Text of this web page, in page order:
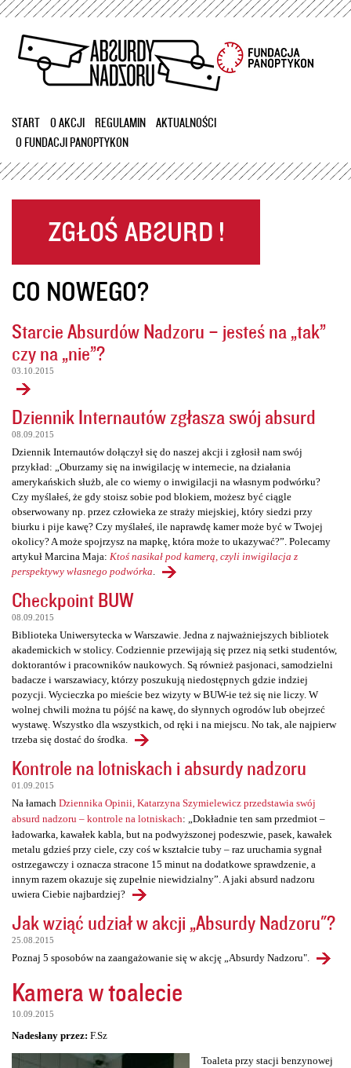
Przejdź
treści
START O AKCJI REGULAMIN
AKTUALNOŚCI
O FUNDACJI PANOPTYKON
CO NOWEGO?
Starcie Absurdów Nadzoru – jesteś na „tak”
czy na „nie”?
03.10.2015
Dziennik Internautów zgłasza swój absurd
08.09.2015
Dziennik Internautów dołączył się do naszej akcji i zgłosił nam swój
przykład: „Oburzamy się na inwigilację w internecie, na działania
amerykańskich służb, ale co wiemy o inwigilacji na własnym podwórku?
Czy myślałeś, że gdy stoisz sobie pod blokiem, możesz być ciągle
obserwowany np. przez człowieka ze straży miejskiej, który siedzi przy
biurku i pije kawę? Czy myślałeś, ile naprawdę kamer może być w Twojej
okolicy? A może spojrzysz na mapkę, która może to ukazywać?”. Polecamy
artykuł Marcina Maja: Ktoś nasikał pod kamerą, czyli inwigilacja z
perspektywy własnego podwórka
Checkpoint BUW
08.09.2015
Biblioteka Uniwersytecka w Warszawie. Jedna z najważniejszych bibliotek
akademickich w stolicy. Codziennie przewijają się przez nią setki studentów,
doktorantów i pracowników naukowych. Są również pasjonaci, samodzielni
badacze i warszawiacy, którzy poszukują niedostępnych gdzie indziej
pozycji. Wycieczka po mieście bez wizyty w BUW-ie też się nie liczy. W
wolnej chwili można tu pójść na kawę, do słynnych ogrodów lub obejrzeć
wystawę. Wszystko dla wszystkich, od ręki i na miejscu. No tak, ale najpierw
trzeba się dostać do środka.
Kontrole na lotniskach i absurdy nadzoru
01.09.2015
Na łamach Dziennika Opinii, Katarzyna Szymielewicz przedstawia swój
absurd nadzoru – kontrole na lotniskach: „Dokładnie ten sam przedmiot –
ładowarka, kawałek kabla, but na podwyższonej podeszwie, pasek, kawałek
metalu gdzieś przy ciele, czy coś w kształcie tuby – raz uruchamia sygnał
ostrzegawczy i oznacza stracone 15 minut na dodatkowe sprawdzenie, a
innym razem okazuje się zupełnie niewidzialny”. A jaki absurd nadzoru
uwiera Ciebie najbardziej?
Jak wziąć udział w akcji „Absurdy Nadzoru"?
25.08.2015
Poznaj 5 sposobów na zaangażowanie się w akcję „Absurdy Nadzoru".
Kamera w toalecie
10.09.2015
Nadesłany przez: F.Sz
Toaleta przy stacji benzynowej